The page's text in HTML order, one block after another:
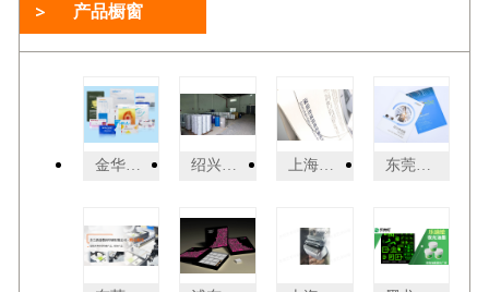
产品橱窗
金华农药包装膜 诚信经营 江苏华港医药包装供应 绍兴刮开墨刮刮墨 欢迎来电 广州乐迪新材料科技供应 上海活动宣传手册印后处理大概多少钱 创造辉煌 上海易材数码图文供应 东莞彩色打印共同合作 东莞市新盛数码印刷供应